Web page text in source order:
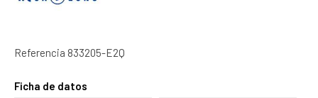
Referencia 833205-E2Q
Ficha de datos